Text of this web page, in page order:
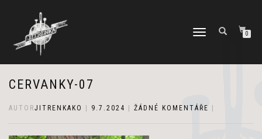
PŘEPNOUT
0
CERVANKY-07
AUTORJITRENKAKO 9.7.2024 ŽÁDNÉ KOMENTÁŘE